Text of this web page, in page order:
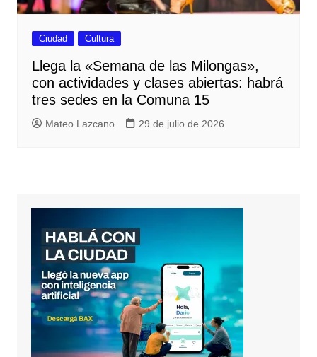
Ciudad Cultura
Llega la «Semana de las Milongas»,
con actividades y clases abiertas: habrá
tres sedes en la Comuna 15
Mateo Lazcano 29 de julio de 2026